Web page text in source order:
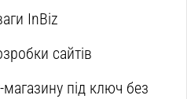
InBiz
сайтів
магазину під ключ без